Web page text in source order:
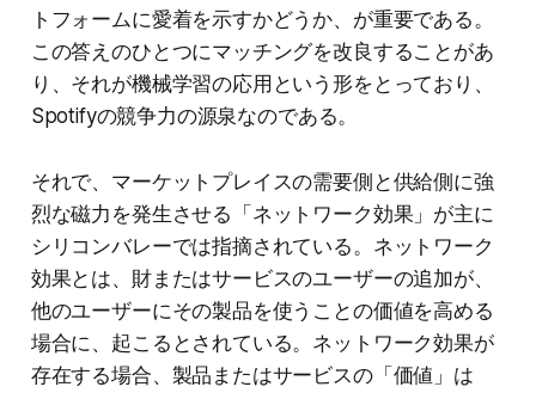
トフォームに愛着を示すかどうか、が重要である。
この答えのひとつにマッチングを改良することがあ
り、それが機械学習の応用という形をとっており、
Spotifyの競争力の源泉なのである。
それで、マーケットプレイスの需要側と供給側に強
烈な磁力を発生させる「ネットワーク効果」が主に
シリコンバレーでは指摘されている。ネットワーク
効果とは、財またはサービスのユーザーの追加が、
他のユーザーにその製品を使うことの価値を高める
場合に、起こるとされている。ネットワーク効果が
存在する場合、製品またはサービスの「価値」は